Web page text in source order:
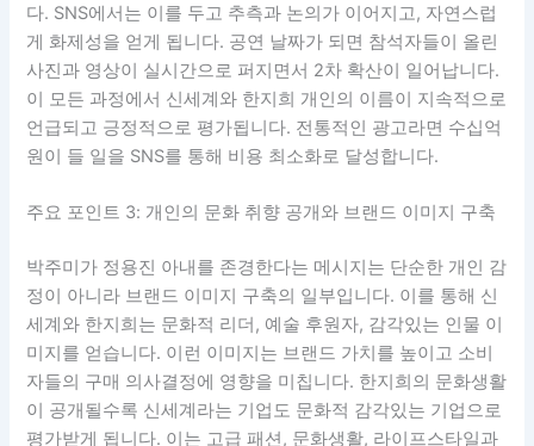
다. SNS에서는 이를 두고 추측과 논의가 이어지고, 자연스럽
게 화제성을 얻게 됩니다. 공연 날짜가 되면 참석자들이 올린
사진과 영상이 실시간으로 퍼지면서 2차 확산이 일어납니다.
이 모든 과정에서 신세계와 한지희 개인의 이름이 지속적으로
언급되고 긍정적으로 평가됩니다. 전통적인 광고라면 수십억
원이 들 일을 SNS를 통해 비용 최소화로 달성합니다.
주요 포인트 3: 개인의 문화 취향 공개와 브랜드 이미지 구축
박주미가 정용진 아내를 존경한다는 메시지는 단순한 개인 감
정이 아니라 브랜드 이미지 구축의 일부입니다. 이를 통해 신
세계와 한지희는 문화적 리더, 예술 후원자, 감각있는 인물 이
미지를 얻습니다. 이런 이미지는 브랜드 가치를 높이고 소비
자들의 구매 의사결정에 영향을 미칩니다. 한지희의 문화생활
이 공개될수록 신세계라는 기업도 문화적 감각있는 기업으로
평가받게 됩니다. 이는 고급 패션, 문화생활, 라이프스타일과